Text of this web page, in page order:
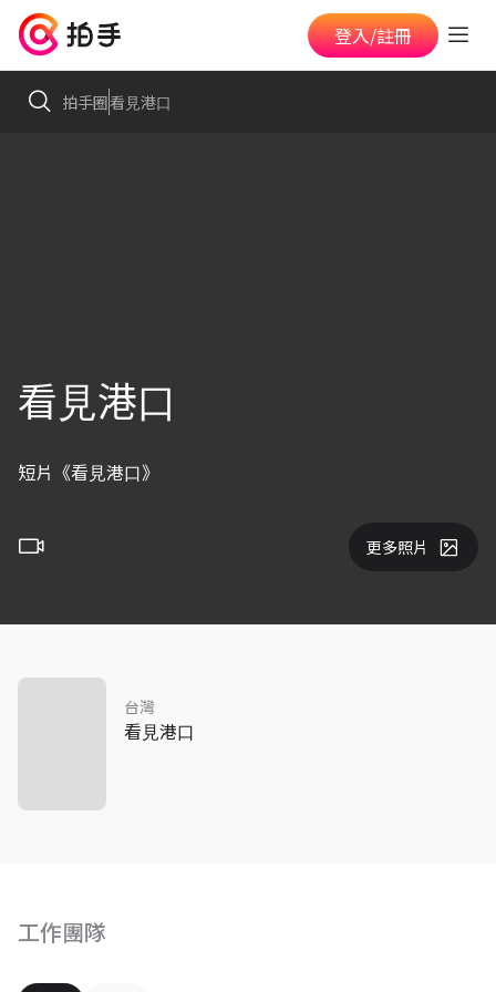
登入/註冊
拍手圈看⾒港⼝
看⾒港⼝
短片《看⾒港⼝》
更多照片
工作團隊
台灣
看⾒港⼝